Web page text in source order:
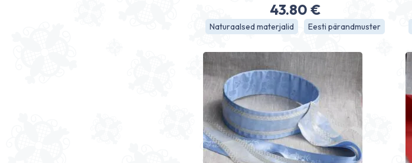
43.80 €
Naturaalsed materjalid Eesti pärandmuster